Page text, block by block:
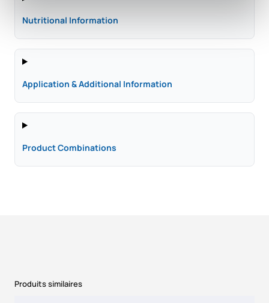
Nutritional Information
Application & Additional Information
Product Combinations
Produits similaires